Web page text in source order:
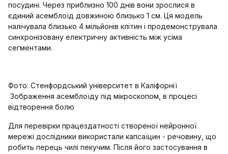
посудині. Через приблизно 100 днів вони зрослися в
єдиний асемблоїд довжиною близько 1 см. Ця модель
налічувала близько 4 мільйонів клітин і продемонструвала
синхронізовану електричну активність між усіма
сегментами.
Фото: Стенфордський університет в Каліфорнії
Зображення асемблоїду під мікроскопом, в процесі
відтворення болю
Для перевірки працездатності створеної нейронної
мережі дослідники використали капсаїцин - речовину, що
робить перець чилі пекучим. Після його застосування в